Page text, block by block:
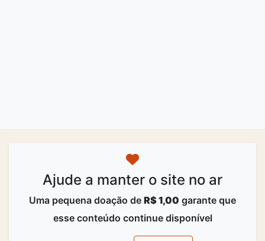
Ajude a manter o site no ar
Uma pequena doação de R$ 1,00 garante que
esse conteúdo continue disponível